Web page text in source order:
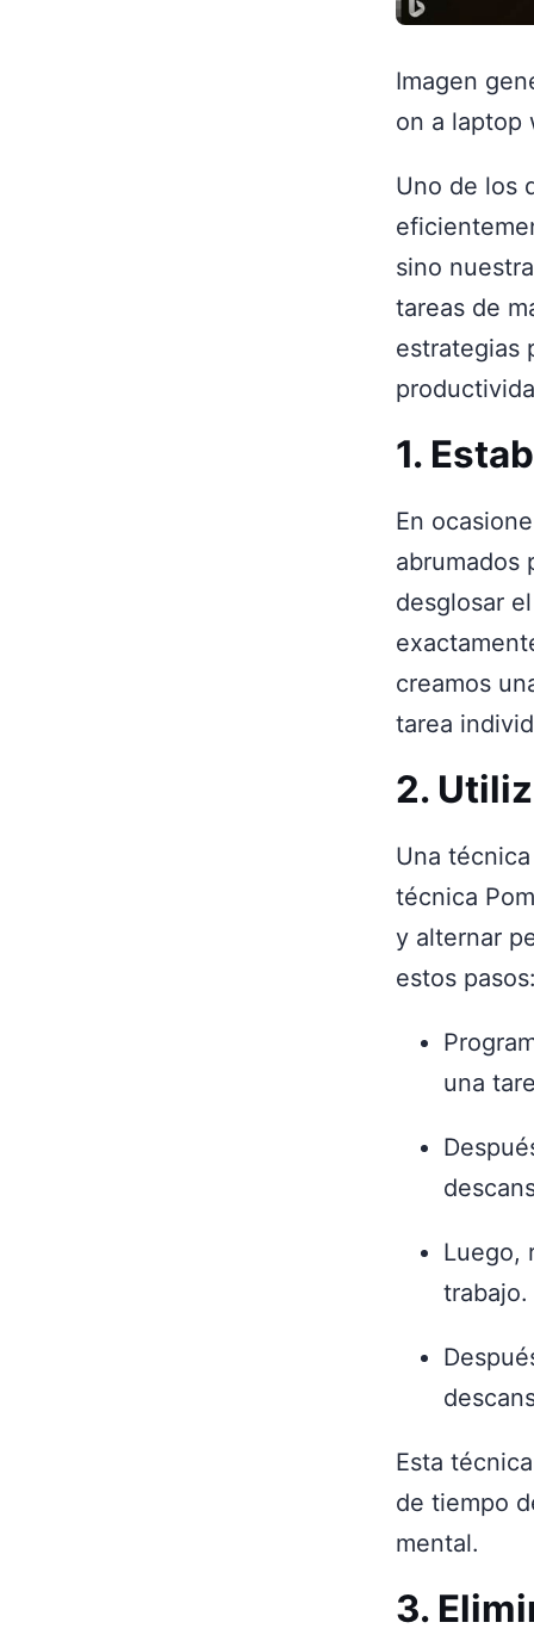
Imagen
on a laptop
Uno de los
sino
tareas de
estrategias
1.
En
abrumados
desglosar
creamos
tarea
2.
Una
técnica
y alternar
estos
una
Luego,
trabajo.
Esta
de tiempo
mental.
3.